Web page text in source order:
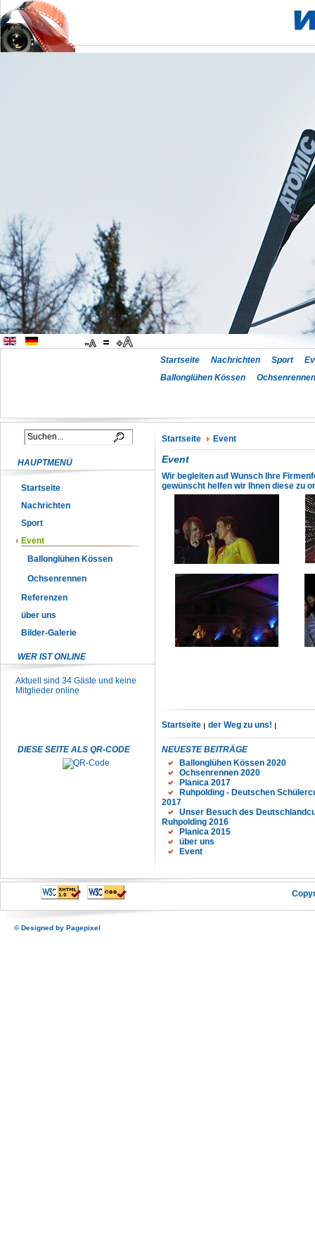
Startseite Nachrichten Sport
Ballonglühen Kössen
Ochsenrennen
Startseite Event
HAUPTMENÜ
Startseite
Nachrichten
Sport
Event
Ballonglühen Kössen
Ochsenrennen
Referenzen
über uns
Bilder-Galerie
WER IST ONLINE
Aktuell sind 34 Gäste und keine
Mitglieder online
Event
Wir begleiten auf Wunsch Ihre
gewünscht helfen wir Ihnen diese zu
Startseite der Weg zu uns!
DIESE SEITE ALS QR-CODE
NEUESTE BEITRÄGE
Ballonglühen Kössen 2020
Ochsenrennen 2020
Planica 2017
Ruhpolding - Deutschen
2017
Unser Besuch des
Ruhpolding 2016
Planica 2015
über uns
Event
© Designed by Pagepixel